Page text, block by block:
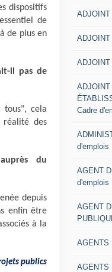
dispositifs
de
de plus en
il pas de
tous", cela
des
du
depuis
enfin être
à la
publics
ADJOINT
ADJOINT
ADJOINT
ADJOINT
Cadre
d'emplois
AGENT
d'emplois
AGENT
AGENTS
AGENTS